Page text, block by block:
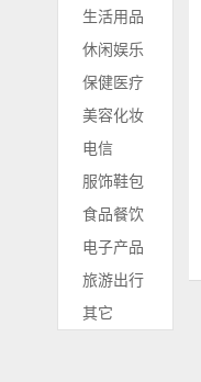
生活用品
休闲娱乐
保健医疗
美容化妆
电信
服饰鞋包
食品餐饮
电子产品
旅游出行
其它